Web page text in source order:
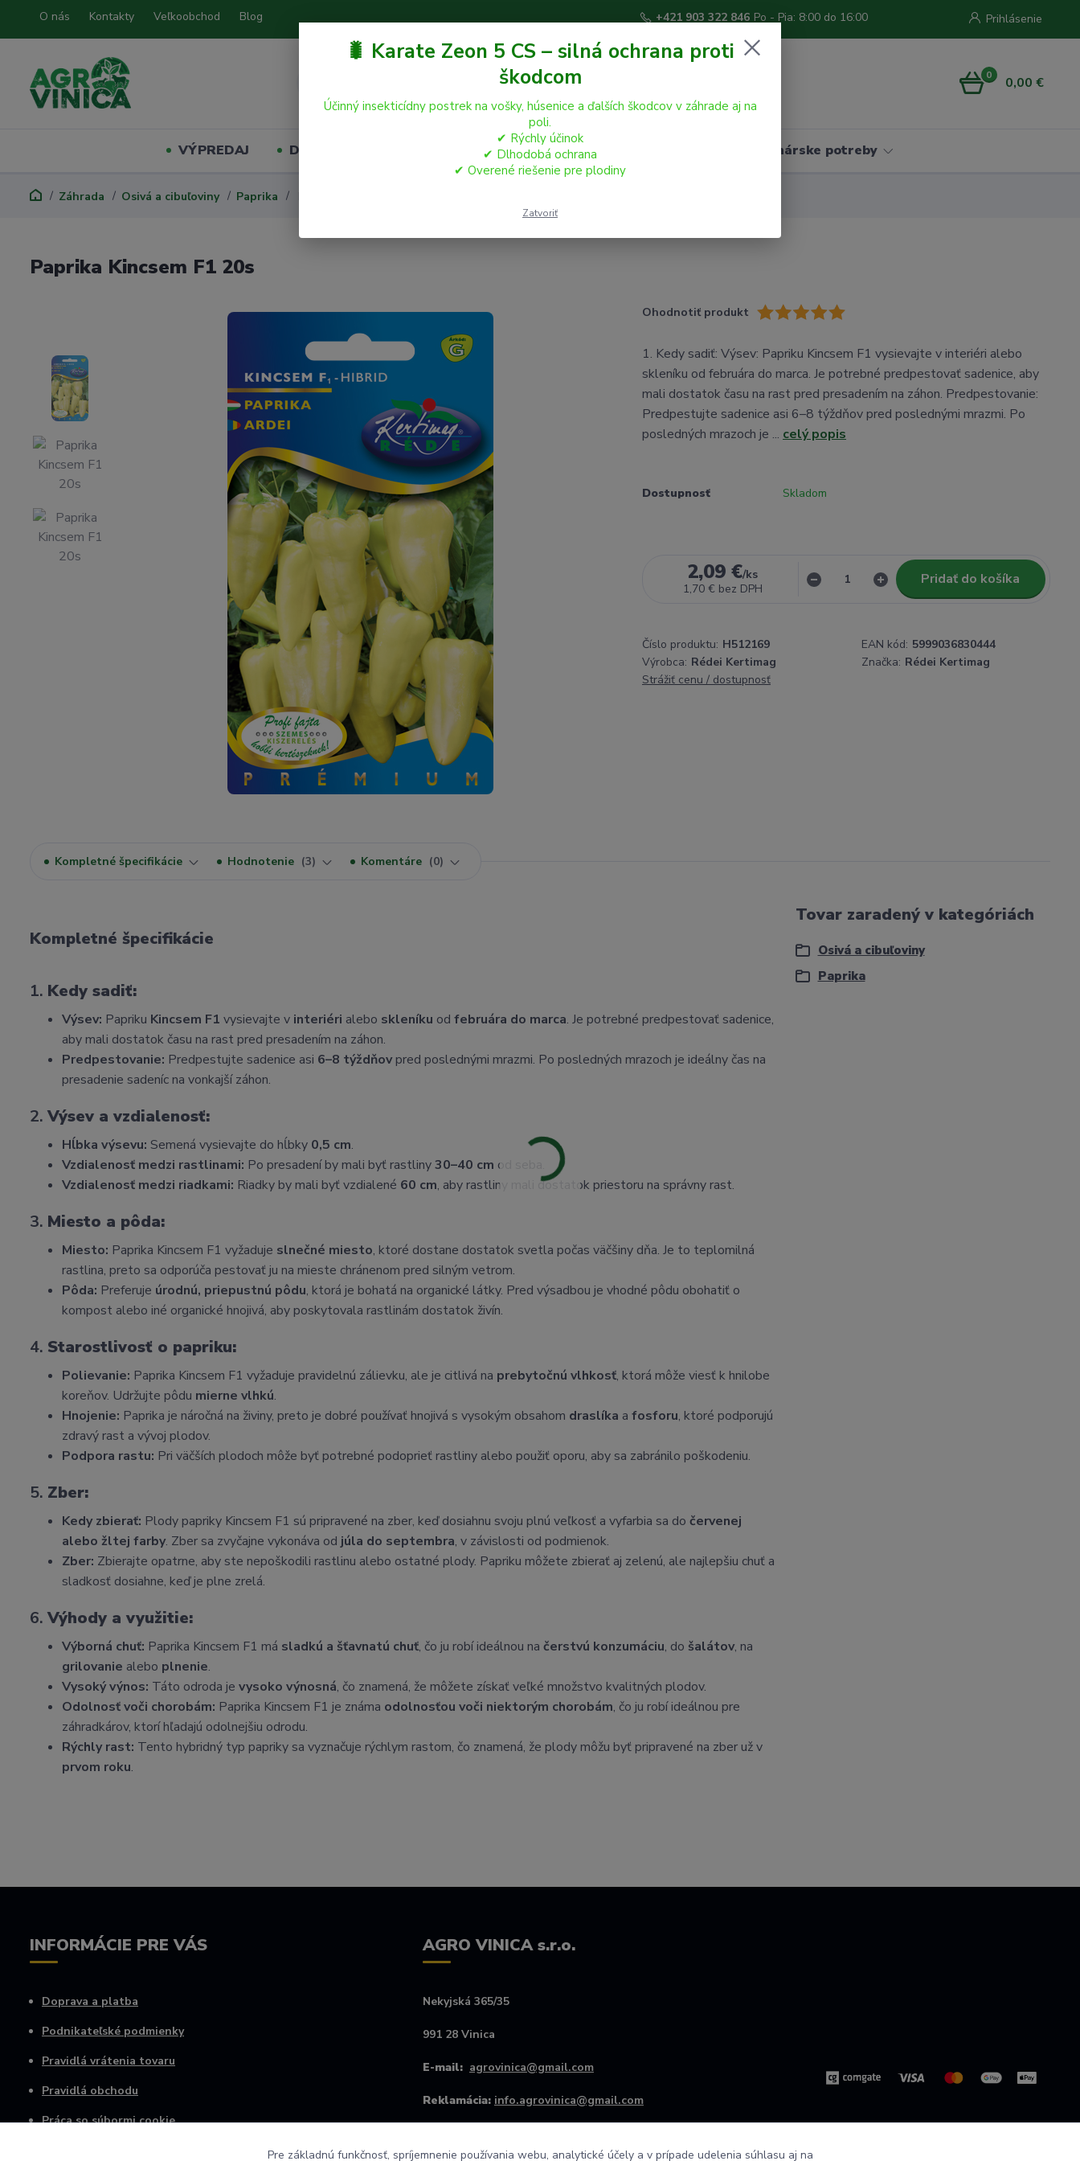
O nás Kontakty Veľkoobchod Blog Prihlásenie
+421 903 322 846 Po - Pia: 8:00 do 16:00
0 0,00 €
VÝPREDAJ Domáci miláčikovia Hospodárske zvieratá Vinárske potreby
Záhrada Osivá a cibuľoviny Paprika
Paprika Kincsem F1 20s
Ohodnotiť produkt
1. Kedy sadiť: Výsev: Papriku Kincsem F1 vysievajte v interiéri alebo
skleníku od februára do marca. Je potrebné predpestovať sadenice, aby
mali dostatok času na rast pred presadením na záhon. Predpestovanie:
Predpestujte sadenice asi 6–8 týždňov pred poslednými mrazmi. Po
posledných mrazoch je ... celý popis
Dostupnosť Skladom
2,09 €/ks
1,70 € bez DPH
Pridať do košíka
Číslo produktu: H512169 EAN kód: 5999036830444
Výrobca: Rédei Kertimag Značka: Rédei Kertimag
Strážiť cenu / dostupnosť
Kompletné špecifikácie Hodnotenie 3 Komentáre 0
Kompletné špecifikácie
1. Kedy sadiť:
Výsev: Papriku Kincsem F1 vysievajte v interiéri alebo skleníku od februára do marca. Je potrebné predpestovať sadenice,
aby mali dostatok času na rast pred presadením na záhon.
Predpestovanie: Predpestujte sadenice asi 6–8 týždňovpred poslednými mrazmi. Po posledných mrazoch je ideálny čas na
presadenie sadeníc na vonkajší záhon.
2. Výsev a vzdialenosť:
Hĺbka výsevu: Semená vysievajte do hĺbky 0,5 cm.
Vzdialenosť medzi rastlinami: Po presadení by mali byť rastliny30–40 cm od seba.
Vzdialenosť medzi riadkami: Riadky by mali byť vzdialené 60 cm, aby rastliny mali dostatok priestoru na správny rast.
3. Miesto a pôda:
Miesto: Paprika Kincsem F1 vyžaduje slnečné miesto, ktoré dostane dostatok svetla počas väčšiny dňa. Je to teplomilná
rastlina, preto sa odporúča pestovať ju na mieste chránenom pred silným vetrom.
Pôda: Preferuje úrodnú, priepustnú pôdu, ktorá je bohatá na organické látky. Pred výsadbou je vhodné pôdu obohatiť o
kompost alebo iné organické hnojivá, aby poskytovala rastlinám dostatok živín.
4. Starostlivosť o papriku:
Polievanie: Paprika Kincsem F1 vyžaduje pravidelnú zálievku, ale je citlivá na prebytočnú vlhkosť, ktorá môže viesť k hnilobe
koreňov. Udržujte pôdu mierne vlhkú.
Hnojenie: Paprika je náročná na živiny, preto je dobré používať hnojivá s vysokým obsahom draslíka a fosforu, ktoré podporujú
zdravý rast a vývoj plodov.
Podpora rastu: Pri väčších plodoch môže byť potrebné podoprieť rastliny alebo použiť oporu, aby sa zabránilo poškodeniu.
5. Zber:
Kedy zbierať: Plody papriky Kincsem F1 sú pripravené na zber, keď dosiahnu svoju plnú veľkosť a vyfarbia sa do červenej
alebo žltej farby. Zber sa zvyčajne vykonáva od júla do septembra, v závislosti od podmienok.
Zber: Zbierajte opatrne, aby ste nepoškodili rastlinu alebo ostatné plody. Papriku môžete zbierať aj zelenú, ale najlepšiu chuť a
sladkosť dosiahne, keď je plne zrelá.
6. Výhody a využitie:
Výborná chuť: Paprika Kincsem F1 má sladkú a šťavnatú chuť, čo ju robí ideálnou na čerstvú konzumáciu, do šalátov, na
grilovanie alebo plnenie.
Vysoký výnos: Táto odroda je vysoko výnosná, čo znamená, že môžete získať veľké množstvo kvalitných plodov.
Odolnosť voči chorobám: Paprika Kincsem F1 je známa odolnosťou voči niektorým chorobám, čo ju robí ideálnou pre
záhradkárov, ktorí hľadajú odolnejšiu odrodu.
Rýchly rast: Tento hybridný typ papriky sa vyznačuje rýchlym rastom, čo znamená, že plody môžu byť pripravené na zber už v
prvom roku.
Tovar zaradený v kategóriách
Osivá a cibuľoviny
Paprika
INFORMÁCIE PRE VÁS
Doprava a platba
Podnikateľské podmienky
Pravidlá vrátenia tovaru
Pravidlá obchodu
Práca so súbormi cookie
AGRO VINICA s.r.o.
Nekyjská 365/35
991 28 Vinica
E-mail: agrovinica@gmail.com
Reklamácia: info.agrovinica@gmail.com
🐛 Karate Zeon 5 CS – silná ochrana proti
škodcom
Účinný insekticídny postrek na vošky, húsenice a ďalších škodcov v záhrade aj na
poli.
✔ Rýchly účinok
✔ Dlhodobá ochrana
✔ Overené riešenie pre plodiny
Zatvoriť
Pre základnú funkčnosť, spríjemnenie používania webu, analytické účely a v prípade udelenia súhlasu aj na